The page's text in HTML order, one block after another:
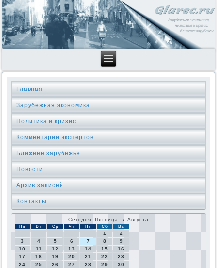
Главная
Зарубежная экономика
Политика и кризис
Комментарии экспертов
Ближнее зарубежье
Новости
Архив записей
Контакты
Сегодня: Пятница, 7 Августа
Пн Вт Ср Чт Пт Сб Вс
1
2
3
4 5 6 7 8
9
10
11 12 13 14 15
16
17
18 19 20 21 22
23
24
25 26 27 28 29
30